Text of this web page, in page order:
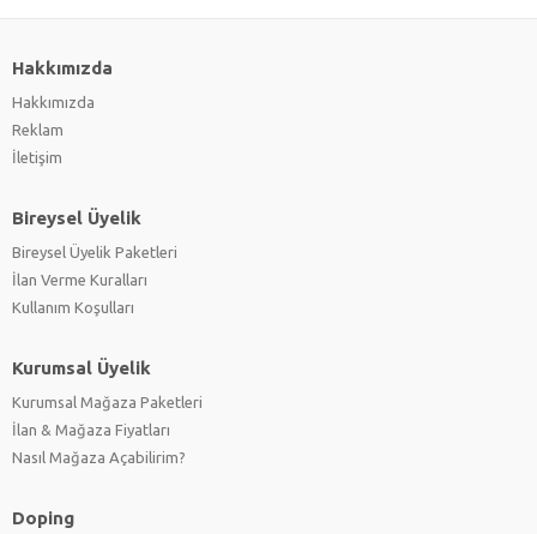
Hakkımızda
Hakkımızda
Reklam
İletişim
Bireysel Üyelik
Bireysel Üyelik Paketleri
İlan Verme Kuralları
Kullanım Koşulları
Kurumsal Üyelik
Kurumsal Mağaza Paketleri
İlan & Mağaza Fiyatları
Nasıl Mağaza Açabilirim?
Doping